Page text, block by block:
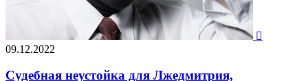

09.12.2022
Судебная неустойка для Лжедмитрия,